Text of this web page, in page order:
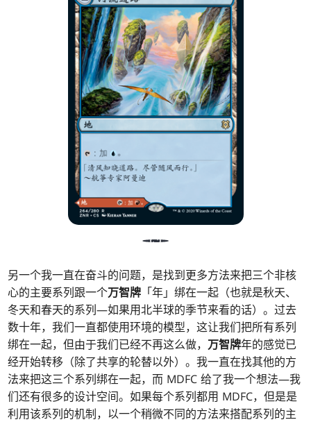
另一个我一直在奋斗的问题，是找到更多方法来把三个非核
心的主要系列跟一个万智牌 「年」绑在一起（也就是秋天、
冬天和春天的系列—如果用北半球的季节来看的话）。过去
数十年，我们一直都使用环境的模型，这让我们把所有系列
绑在一起，但由于我们已经不再这么做， 万智牌年的感觉已
经开始转移（除了共享的轮替以外）。我一直在找其他的方
法来把这三个系列绑在一起，而 MDFC 给了我一个想法—我
们还有很多的设计空间。如果每个系列都用 MDFC，但是是
利用该系列的机制，以一个稍微不同的方法来搭配系列的主